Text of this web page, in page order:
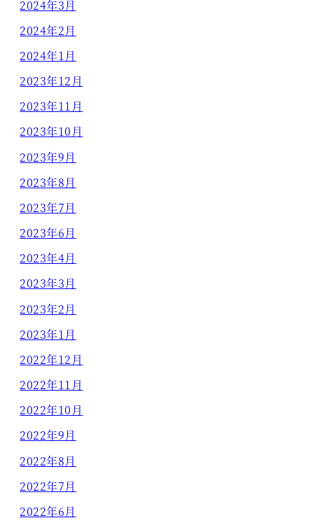
2024年3月
2024年2月
2024年1月
2023年12月
2023年11月
2023年10月
2023年9月
2023年8月
2023年7月
2023年6月
2023年4月
2023年3月
2023年2月
2023年1月
2022年12月
2022年11月
2022年10月
2022年9月
2022年8月
2022年7月
2022年6月